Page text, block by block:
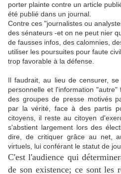
porter plainte contre un article
été publié dans un journal.
Contre ces "journalistes ou
des sénateurs -et on ne peut nier
de fausses infos, des calomnies,
utiliser les poursuites pour faute
trop favorable à la défense.
Il faudrait, au lieu de censurer,
personnelle et l'information
des groupes de presse motivés
par la vérité, face à des partis
citoyens, il reste au citoyen
s'abstient largement lors des
dire, de critiquer grâce au net,
virtuels, lui conférant le statut de
C'est l'audience qui
de son existence; ce sont les